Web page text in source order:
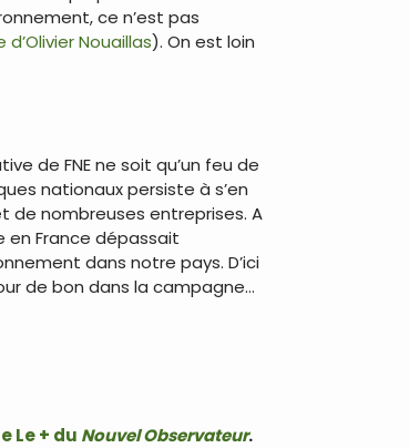
ce n’est pas
d’Olivier Nouaillas). On est loin
de FNE ne soit qu’un feu de
nationaux persiste à s’en
de nombreuses entreprises. A
en France dépassait
dans notre pays. D’ici
de bon dans la campagne…
Le + du Nouvel Observateur.